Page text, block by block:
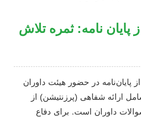
از پایان نامه: ثمره تلاش
پایان‌نامه در حضور هیئت داوران
ارائه شفاهی (پرزنتیشن) از
داوران است. برای دفاع